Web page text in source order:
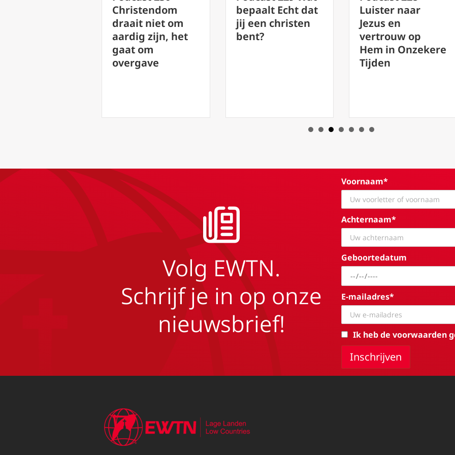
bepaalt Echt dat
jij een christen
bent?
Luister naar
Jezus en
vertrouw op
verschijnt aan
het meer, geloof
in het gewone
Volg EWTN.
Schrijf je in op onze
nieuwsbrief!
Voornaam*
Achternaam*
Geboortedatum
E-mailadres*
Ik heb de voorwaarden